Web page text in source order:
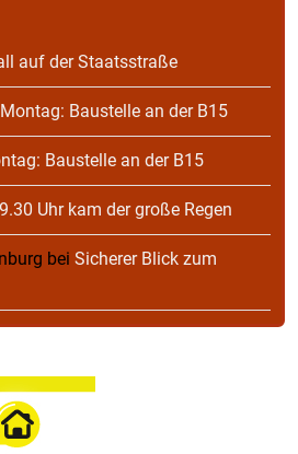
auf der Staatsstraße
Baustelle an der B15
Baustelle an der B15
Uhr kam der große Regen
bei Sicherer Blick zum